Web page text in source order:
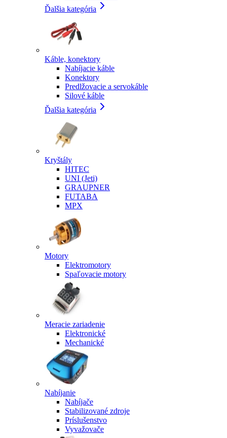
Ďalšia kategória
Káble, konektory
Nabíjacie káble
Konektory
Predlžovacie a servokáble
Silové káble
Ďalšia kategória
Kryštály
HITEC
UNI (Jeti)
GRAUPNER
FUTABA
MPX
Motory
Elektromotory
Spaľovacie motory
Meracie zariadenie
Elektronické
Mechanické
Nabíjanie
Nabíjače
Stabilizované zdroje
Príslušenstvo
Vyvažovače